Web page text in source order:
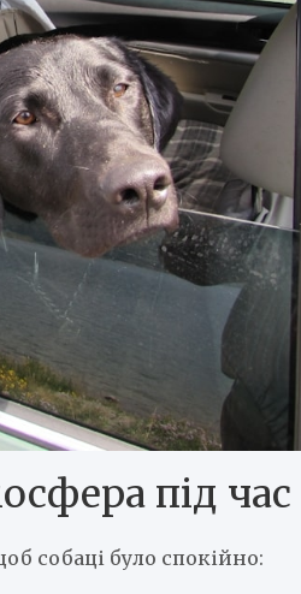
під час
собаці було спокійно: